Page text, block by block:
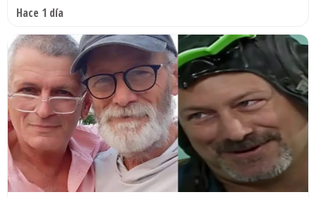
Hace 1 día